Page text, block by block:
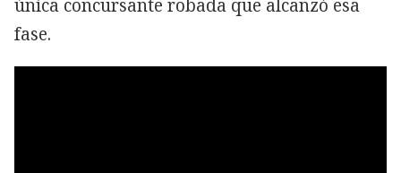
única concursante robada que alcanzó esa
fase.